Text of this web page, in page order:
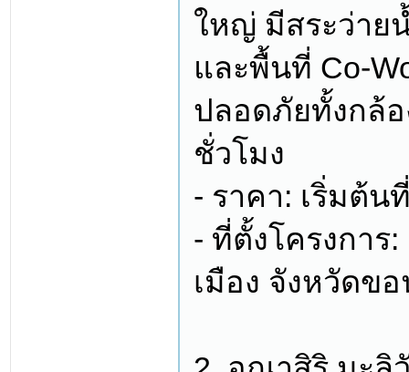
ใหญ่ มีสระว่าย
และพื้นที่ Co-
ปลอดภัยทั้งกล้อ
ชั่วโมง
- ราคา: เริ่มต้น
- ที่ตั้งโครงการ
เมือง จังหวัดข